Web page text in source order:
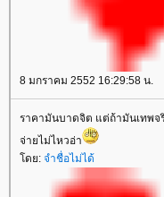
8 มกราคม 2552 16:29:58 น.
ราคามันบาดจิต แต่ถ้ามันเทพจ
จ่ายไม่ไหวอ่า
ดย: จำชื่อไม่ได้